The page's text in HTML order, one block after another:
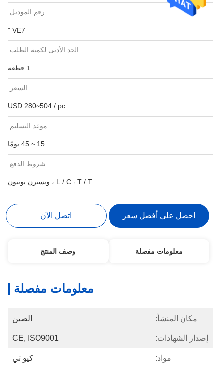
رقم الموديل:
VE7 "
الحد الأدنى لكمية الطلب:
السعر:
USD 280~504 / pc
موعد التسليم:
15 ~ 45 يومًا
شروط الدفع:
L / C ، T / T ، ويسترن يونيون
احصل على أفضل سعر اتصل الآن
معلومات مفصلة وصف المنتج
معلومات مفصلة
مكان المنشأ: الصين
إصدار الشهادات: CE, ISO9001
مواد: كيو تي